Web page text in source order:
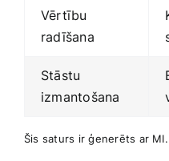
Vērtību
radīšana
Stāstu
izmantošana
Šis saturs ir ģenerēts ar‍ MI.